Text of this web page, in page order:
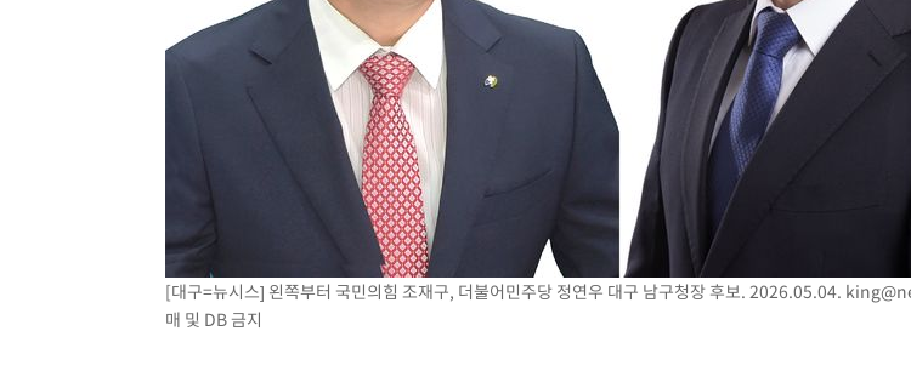
[속보]경찰, '홍명보 선임 논란' 대한축구협회·축구회관 등 압수수
[속보]산업장관 "美무역법 제301조 과잉생산 결과 발표 8월 중 예
[속보]코스피 매도사이드카 발동…4%대 급락
[속보]전남광주 초대 시민추천 부시장에 백승주·윤난실
서울 열대야 15일째 지속…비공식 '초열대야' 30도 넘어
[속보]코스닥, 2.15포인트(0.27%) 내린 797.44 출발
[속보]코스피, 119.51포인트(1.81%) 내린 6478.75 개장
6월 경상수지 497.3억 달러…두 달 연속 사상 최대
서울 낮 39도 '폭염중대경보'…40도 관측 가능성도
미 워싱턴주 스포캔 시의 통제불능 3개 산불, 방화선 일부 구축
[대구=뉴시스] 왼쪽부터 국민의힘 조재구, 더불어민주당 정연우 대구 남구청장 후보. 2026.05.04.
매 및 DB 금지